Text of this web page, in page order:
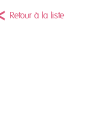
Retour à la liste